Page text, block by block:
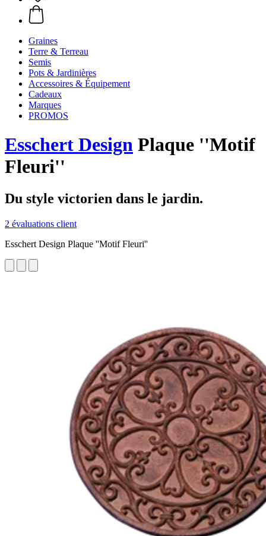
Graines
Terre & Terreau
Semis
Pots & Jardinières
Accessoires & Équipement
Cadeaux
Marques
PROMOS
Esschert Design Plaque ''Motif
Fleuri''
Du style victorien dans le jardin.
2 évaluations client
Esschert Design Plaque ''Motif Fleuri''